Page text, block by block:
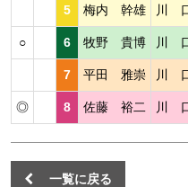
5 梅内 幹雄 川
○ 6 牧野 貴博 川
7 平田 雅崇 川
◎ 8 佐藤 裕二 川
一覧に戻る